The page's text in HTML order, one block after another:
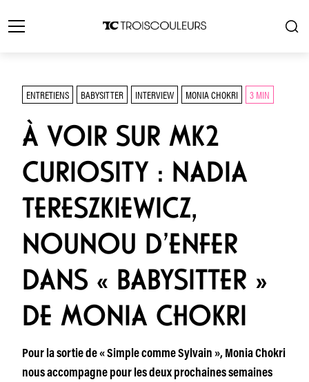
ENTRETIENS BABYSITTER INTERVIEW MONIA CHOKRI 3 MIN
À VOIR SUR MK2
CURIOSITY : NADIA
TERESZKIEWICZ,
NOUNOU D’ENFER
DANS « BABYSITTER »
DE MONIA CHOKRI
Pour la sortie de « Simple comme Sylvain », Monia Chokri
nous accompagne pour les deux prochaines semaines